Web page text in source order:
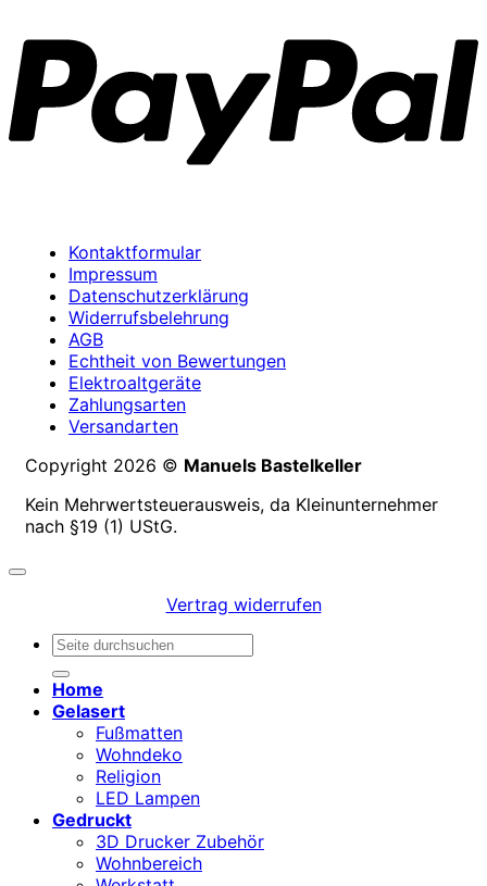
Kontaktformular
Impressum
Datenschutzerklärung
Widerrufsbelehrung
AGB
Echtheit von Bewertungen
Elektroaltgeräte
Zahlungsarten
Versandarten
Copyright 2026 © Manuels Bastelkeller
Kein Mehrwertsteuerausweis, da Kleinunternehmer
nach §19 (1) UStG.
Vertrag widerrufen
Suchen
Home
Gelasert
Fußmatten
Wohndeko
Religion
LED Lampen
Gedruckt
3D Drucker Zubehör
Wohnbereich